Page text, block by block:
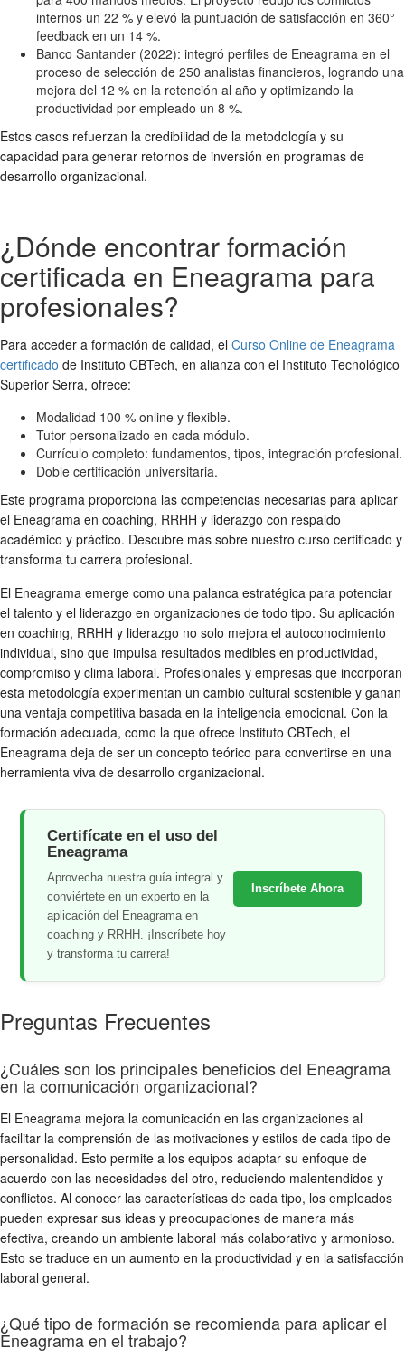
internos un 22 % y elevó la puntuación de satisfacción en 360°
feedback en un 14 %.
Banco Santander (2022): integró perfiles de Eneagrama en el
proceso de selección de 250 analistas financieros, logrando una
mejora del 12 % en la retención al año y optimizando la
productividad por empleado un 8 %.
Estos casos refuerzan la credibilidad de la metodología y su
capacidad para generar retornos de inversión en programas de
desarrollo organizacional.
¿Dónde encontrar formación
certificada en Eneagrama para
profesionales?
Para acceder a formación de calidad, el Curso Online de Eneagrama
certificado de Instituto CBTech, en alianza con el Instituto Tecnológico
Superior Serra, ofrece:
Modalidad 100 % online y flexible.
Tutor personalizado en cada módulo.
Currículo completo: fundamentos, tipos, integración profesional.
Doble certificación universitaria.
Este programa proporciona las competencias necesarias para aplicar
el Eneagrama en coaching, RRHH y liderazgo con respaldo
académico y práctico. Descubre más sobre nuestro curso certificado y
transforma tu carrera profesional.
El Eneagrama emerge como una palanca estratégica para potenciar
el talento y el liderazgo en organizaciones de todo tipo. Su aplicación
en coaching, RRHH y liderazgo no solo mejora el autoconocimiento
individual, sino que impulsa resultados medibles en productividad,
compromiso y clima laboral. Profesionales y empresas que incorporan
esta metodología experimentan un cambio cultural sostenible y ganan
una ventaja competitiva basada en la inteligencia emocional. Con la
formación adecuada, como la que ofrece Instituto CBTech, el
Eneagrama deja de ser un concepto teórico para convertirse en una
herramienta viva de desarrollo organizacional.
Certifícate en el uso del
Eneagrama
Aprovecha nuestra guía integral y
conviértete en un experto en la
aplicación del Eneagrama en
coaching y RRHH. ¡Inscríbete hoy
y transforma tu carrera!
Inscríbete Ahora
Preguntas Frecuentes
¿Cuáles son los principales beneficios del Eneagrama
en la comunicación organizacional?
El Eneagrama mejora la comunicación en las organizaciones al
facilitar la comprensión de las motivaciones y estilos de cada tipo de
personalidad. Esto permite a los equipos adaptar su enfoque de
acuerdo con las necesidades del otro, reduciendo malentendidos y
conflictos. Al conocer las características de cada tipo, los empleados
pueden expresar sus ideas y preocupaciones de manera más
efectiva, creando un ambiente laboral más colaborativo y armonioso.
Esto se traduce en un aumento en la productividad y en la satisfacción
laboral general.
¿Qué tipo de formación se recomienda para aplicar el
Eneagrama en el trabajo?